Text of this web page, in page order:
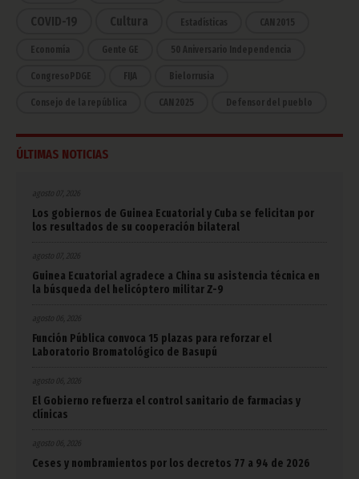
COVID-19 Cultura Estadísticas CAN 2015
Economía Gente GE 50 Aniversario Independencia
CongresoPDGE FIJA Bielorrusia
Consejo de la república CAN 2025 Defensor del pueblo
ÚLTIMAS NOTICIAS
agosto 07, 2026
Los gobiernos de Guinea Ecuatorial y Cuba se felicitan por
los resultados de su cooperación bilateral
agosto 07, 2026
Guinea Ecuatorial agradece a China su asistencia técnica en
la búsqueda del helicóptero militar Z-9
agosto 06, 2026
Función Pública convoca 15 plazas para reforzar el
Laboratorio Bromatológico de Basupú
agosto 06, 2026
El Gobierno refuerza el control sanitario de farmacias y
clínicas
agosto 06, 2026
Ceses y nombramientos por los decretos 77 a 94 de 2026